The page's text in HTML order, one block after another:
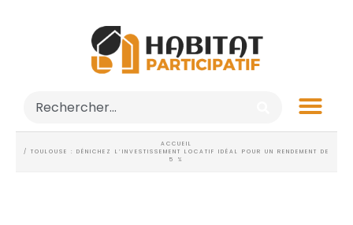
ACCUEIL
/ TOULOUSE : DÉNICHEZ L’INVESTISSEMENT LOCATIF IDÉAL POUR UN RENDEMENT DE
5 %